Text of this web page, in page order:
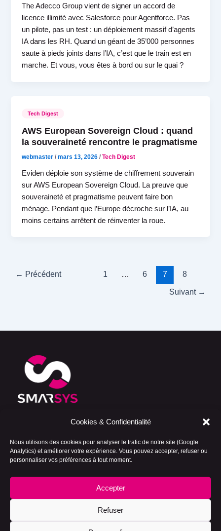
Cookies & Confidentialité
Nous utilisons des cookies pour analyser le trafic de notre site (Google
Analytics) et améliorer votre expérience. Vous pouvez accepter, refuser ou
personnaliser vos préférences à tout moment.
Accepter
Refuser
The Adecco Group vient de signer un accord de
licence illimité avec Salesforce pour Agentforce. Pas
un pilote, pas un test : un déploiement massif d’agents
IA dans les RH. Quand un géant de 35’000 personnes
saute à pieds joints dans l’IA, c’est que le train est en
marche. Et vous, vous êtes à bord ou sur le quai ?
Tech Digest
AWS European Sovereign Cloud : quand
la souveraineté rencontre le pragmatisme
webmaster/mars 13, 2026/Tech Digest
Eviden déploie son système de chiffrement souverain
sur AWS European Sovereign Cloud. La preuve que
souveraineté et pragmatisme peuvent faire bon
ménage. Pendant que l’Europe décroche sur l’IA, au
moins certains arrêtent de réinventer la roue.
← Précédent 1 … 6 7 8
Suivant →
avancer vite, bien, et sans mauvaises surprises.
Politique de confidentialité